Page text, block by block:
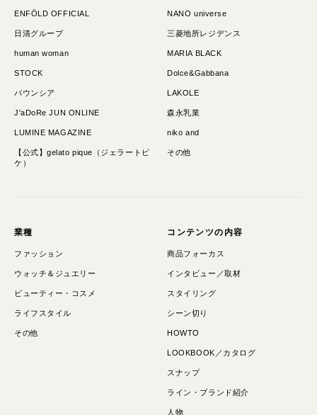
ENFÖLD OFFICIAL NANO universe
日清グループ 三菱地所レジデンス
human woman MARIA BLACK
STOCK Dolce&Gabbana
バウンシア LAKOLE
J'aDoRe JUN ONLINE 森永乳業
LUMINE MAGAZINE niko and
【公式】gelato pique（ジェラートピ
ケ）
その他
業種
ファッション
ウォッチ＆ジュエリー
ビューティー・コスメ
ライフスタイル
その他
コンテンツの内容
商品フォーカス
インタビュー／取材
スタイリング
シーン切り
HOWTO
LOOKBOOK／カタログ
スナップ
ライン・ブランド紹介
人物